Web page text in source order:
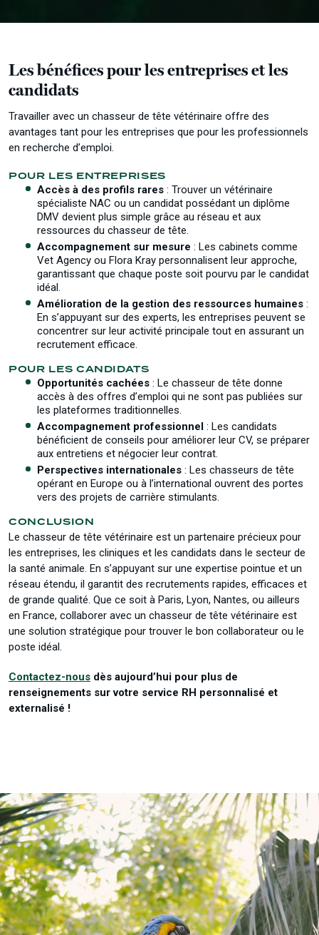
Les bénéfices pour les entreprises et les
candidats
Travailler avec un chasseur de tête vétérinaire offre des
avantages tant pour les entreprises que pour les professionnels
en recherche d’emploi.
POUR LES ENTREPRISES
Accès à des profils rares : Trouver un vétérinaire
spécialiste NAC ou un candidat possédant un diplôme
DMV devient plus simple grâce au réseau et aux
ressources du chasseur de tête.
Accompagnement sur mesure : Les cabinets comme
Vet Agency ou Flora Kray personnalisent leur approche,
garantissant que chaque poste soit pourvu par le candidat
idéal.
Amélioration de la gestion des ressources humaines :
En s’appuyant sur des experts, les entreprises peuvent se
concentrer sur leur activité principale tout en assurant un
recrutement efficace.
POUR LES CANDIDATS
Opportunités cachées : Le chasseur de tête donne
accès à des offres d’emploi qui ne sont pas publiées sur
les plateformes traditionnelles.
Accompagnement professionnel : Les candidats
bénéficient de conseils pour améliorer leur CV, se préparer
aux entretiens et négocier leur contrat.
Perspectives internationales : Les chasseurs de tête
opérant en Europe ou à l’international ouvrent des portes
vers des projets de carrière stimulants.
CONCLUSION
Le chasseur de tête vétérinaire est un partenaire précieux pour
les entreprises, les cliniques et les candidats dans le secteur de
la santé animale. En s’appuyant sur une expertise pointue et un
réseau étendu, il garantit des recrutements rapides, efficaces et
de grande qualité. Que ce soit à Paris, Lyon, Nantes, ou ailleurs
en France, collaborer avec un chasseur de tête vétérinaire est
une solution stratégique pour trouver le bon collaborateur ou le
poste idéal.
Contactez-nous dès aujourd’hui pour plus de
renseignements sur votre service RH personnalisé et
externalisé !